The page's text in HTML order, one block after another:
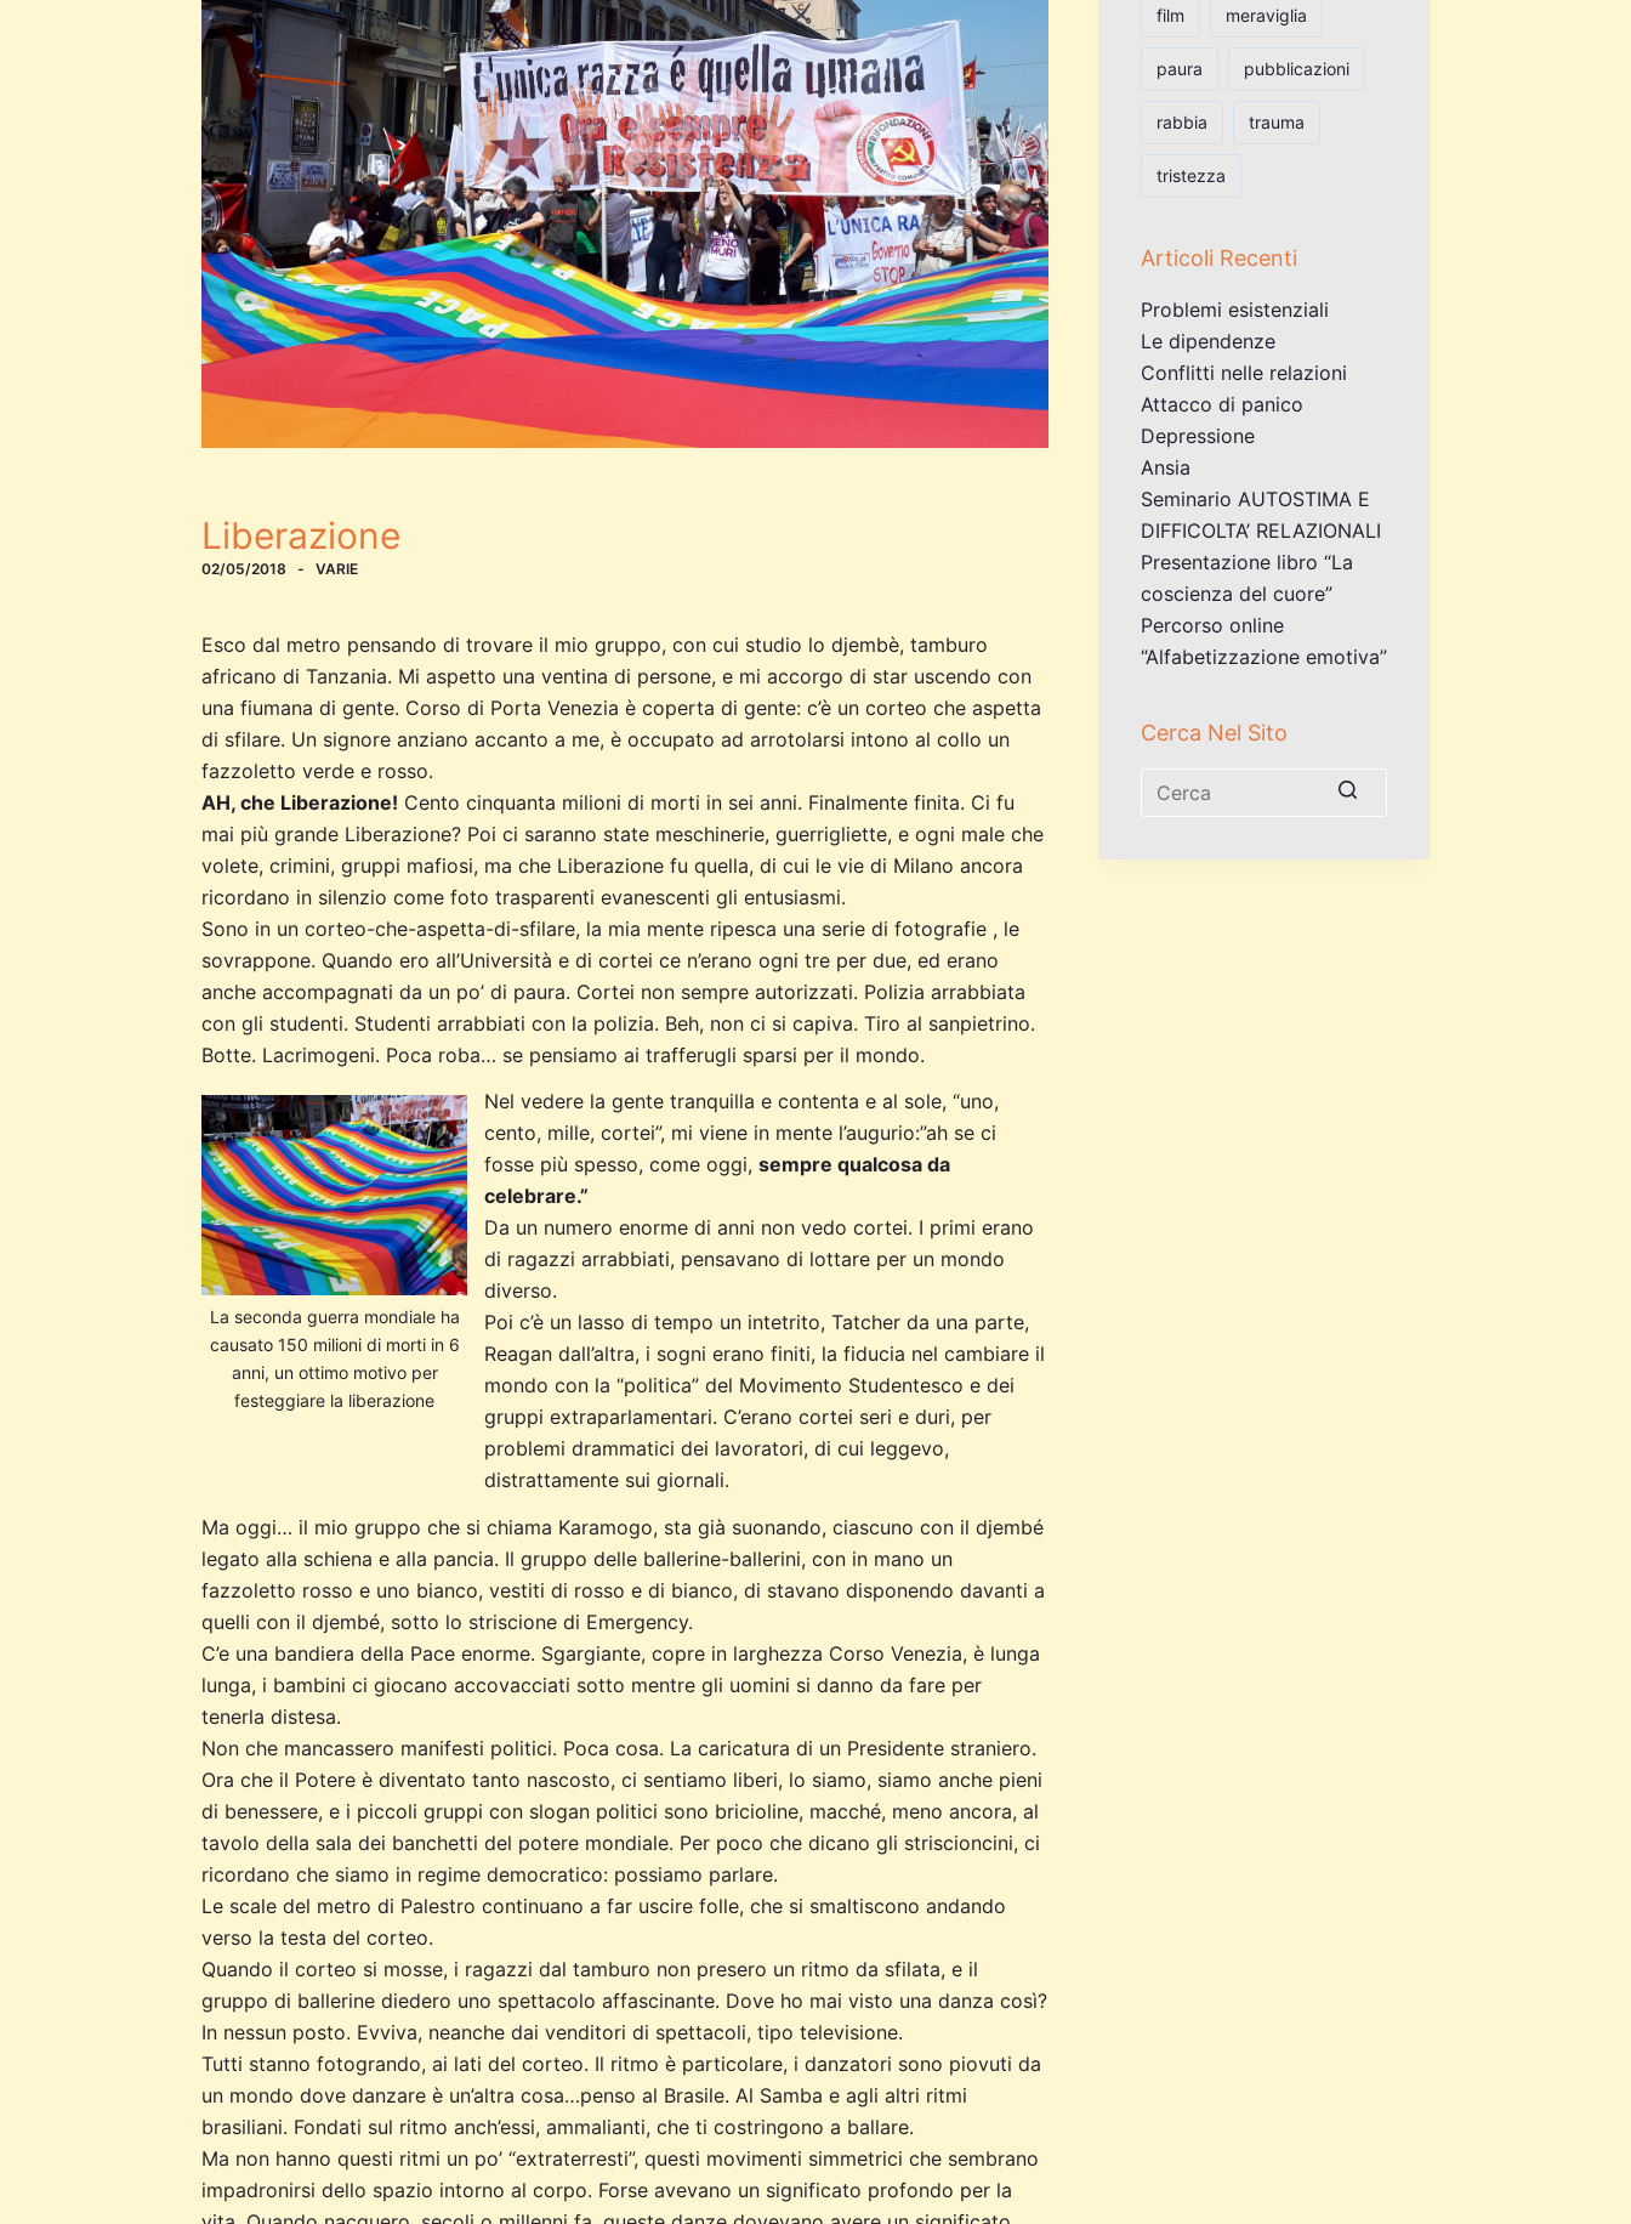
Liberazione
02/05/2018 VARIE
Esco dal metro pensando di trovare il mio gruppo, con cui studio lo djembè, tamburo
africano di Tanzania. Mi aspetto una ventina di persone, e mi accorgo di star uscendo con
una fiumana di gente. Corso di Porta Venezia è coperta di gente: c’è un corteo che aspetta
di sfilare. Un signore anziano accanto a me, è occupato ad arrotolarsi intono al collo un
fazzoletto verde e rosso.
AH, che Liberazione! Cento cinquanta milioni di morti in sei anni. Finalmente finita. Ci fu
mai più grande Liberazione? Poi ci saranno state meschinerie, guerrigliette, e ogni male che
volete, crimini, gruppi mafiosi, ma che Liberazione fu quella, di cui le vie di Milano ancora
ricordano in silenzio come foto trasparenti evanescenti gli entusiasmi.
Sono in un corteo-che-aspetta-di-sfilare, la mia mente ripesca una serie di fotografie , le
sovrappone. Quando ero all’Università e di cortei ce n’erano ogni tre per due, ed erano
anche accompagnati da un po’ di paura. Cortei non sempre autorizzati. Polizia arrabbiata
con gli studenti. Studenti arrabbiati con la polizia. Beh, non ci si capiva. Tiro al sanpietrino.
Botte. Lacrimogeni. Poca roba… se pensiamo ai trafferugli sparsi per il mondo.
La seconda guerra mondiale ha
causato 150 milioni di morti in 6
anni, un ottimo motivo per
festeggiare la liberazione
Nel vedere la gente tranquilla e contenta e al sole, “uno,
cento, mille, cortei”, mi viene in mente l’augurio:”ah se ci
fosse più spesso, come oggi, sempre qualcosa da
celebrare.”
Da un numero enorme di anni non vedo cortei. I primi erano
di ragazzi arrabbiati, pensavano di lottare per un mondo
diverso.
Poi c’è un lasso di tempo un intetrito, Tatcher da una parte,
Reagan dall’altra, i sogni erano finiti, la fiducia nel cambiare il
mondo con la “politica” del Movimento Studentesco e dei
gruppi extraparlamentari. C’erano cortei seri e duri, per
problemi drammatici dei lavoratori, di cui leggevo,
distrattamente sui giornali.
Ma oggi… il mio gruppo che si chiama Karamogo, sta già suonando, ciascuno con il djembé
legato alla schiena e alla pancia. Il gruppo delle ballerine-ballerini, con in mano un
fazzoletto rosso e uno bianco, vestiti di rosso e di bianco, di stavano disponendo davanti a
quelli con il djembé, sotto lo striscione di Emergency.
C’e una bandiera della Pace enorme. Sgargiante, copre in larghezza Corso Venezia, è lunga
lunga, i bambini ci giocano accovacciati sotto mentre gli uomini si danno da fare per
tenerla distesa.
Non che mancassero manifesti politici. Poca cosa. La caricatura di un Presidente straniero.
Ora che il Potere è diventato tanto nascosto, ci sentiamo liberi, lo siamo, siamo anche pieni
di benessere, e i piccoli gruppi con slogan politici sono bricioline, macché, meno ancora, al
tavolo della sala dei banchetti del potere mondiale. Per poco che dicano gli striscioncini, ci
ricordano che siamo in regime democratico: possiamo parlare.
Le scale del metro di Palestro continuano a far uscire folle, che si smaltiscono andando
verso la testa del corteo.
Quando il corteo si mosse, i ragazzi dal tamburo non presero un ritmo da sfilata, e il
gruppo di ballerine diedero uno spettacolo affascinante. Dove ho mai visto una danza così?
In nessun posto. Evviva, neanche dai venditori di spettacoli, tipo televisione.
Tutti stanno fotogrando, ai lati del corteo. Il ritmo è particolare, i danzatori sono piovuti da
un mondo dove danzare è un’altra cosa…penso al Brasile. Al Samba e agli altri ritmi
brasiliani. Fondati sul ritmo anch’essi, ammalianti, che ti costringono a ballare.
Ma non hanno questi ritmi un po’ “extraterresti”, questi movimenti simmetrici che sembrano
impadronirsi dello spazio intorno al corpo. Forse avevano un significato profondo per la
film meraviglia
paura pubblicazioni
rabbia trauma
tristezza
Articoli Recenti
Problemi esistenziali
Le dipendenze
Conflitti nelle relazioni
Attacco di panico
Depressione
Ansia
Seminario AUTOSTIMA E
DIFFICOLTA’ RELAZIONALI
Presentazione libro “La
coscienza del cuore”
Percorso online
“Alfabetizzazione emotiva”
Cerca Nel Sito
risultato